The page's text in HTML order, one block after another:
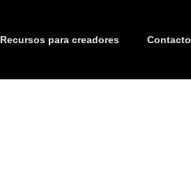
Recursos para creadores Contacto